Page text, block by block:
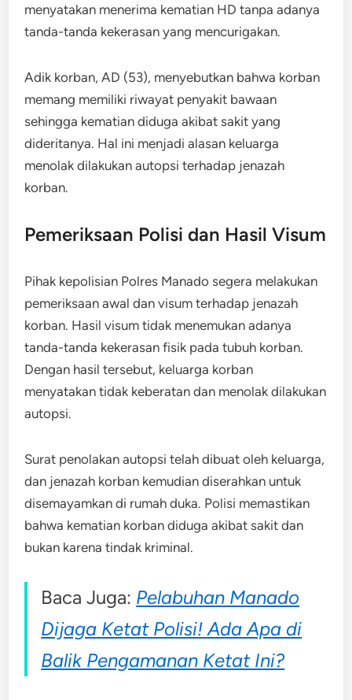
menyatakan menerima kematian HD tanpa adanya
tanda-tanda kekerasan yang mencurigakan.
Adik korban, AD (53), menyebutkan bahwa korban
memang memiliki riwayat penyakit bawaan
sehingga kematian diduga akibat sakit yang
dideritanya. Hal ini menjadi alasan keluarga
menolak dilakukan autopsi terhadap jenazah
korban.
Pemeriksaan Polisi dan Hasil Visum
Pihak kepolisian Polres Manado segera melakukan
pemeriksaan awal dan visum terhadap jenazah
korban. Hasil visum tidak menemukan adanya
tanda-tanda kekerasan fisik pada tubuh korban.
Dengan hasil tersebut, keluarga korban
menyatakan tidak keberatan dan menolak dilakukan
autopsi.
Surat penolakan autopsi telah dibuat oleh keluarga,
dan jenazah korban kemudian diserahkan untuk
disemayamkan di rumah duka. Polisi memastikan
bahwa kematian korban diduga akibat sakit dan
bukan karena tindak kriminal.
Baca Juga: Pelabuhan Manado
Dijaga Ketat Polisi! Ada Apa di
Balik Pengamanan Ketat Ini?